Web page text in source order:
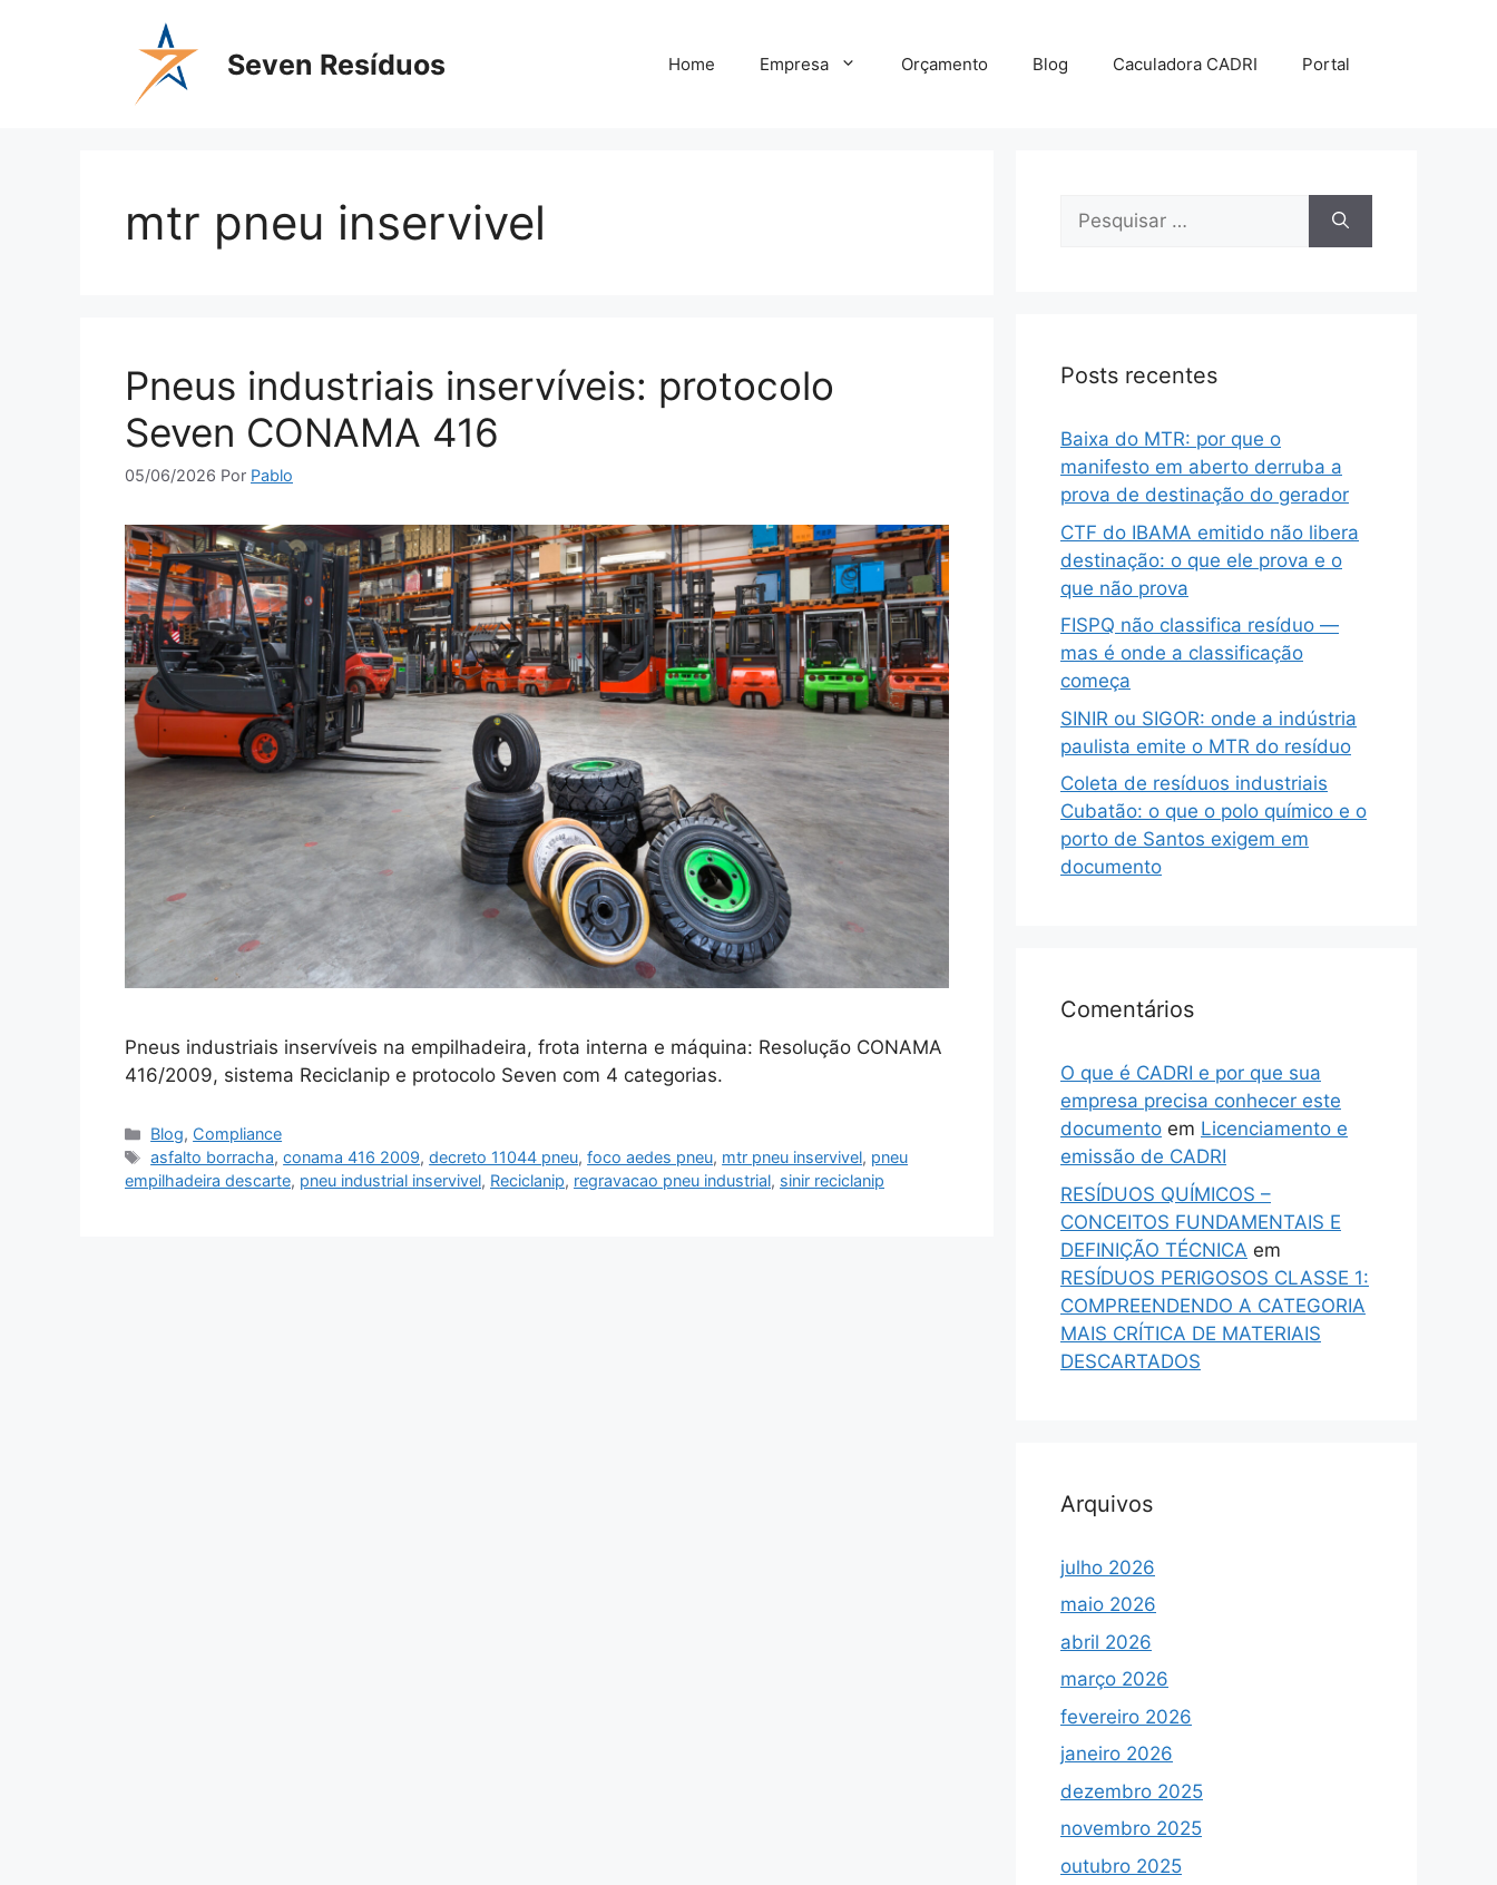
Seven Resíduos Home Empresa Orçamento Blog Caculadora CADRI Portal
mtr pneu inservivel
Pneus industriais inservíveis: protocolo
Seven CONAMA 416
05/06/2026 Por Pablo
Pneus industriais inservíveis na empilhadeira, frota interna e máquina: Resolução CONAMA
416/2009, sistema Reciclanip e protocolo Seven com 4 categorias.
Blog, Compliance
asfalto borracha,conama 416 2009,decreto 11044 pneu,foco aedes pneu, mtr pneu inservivel, pneu
empilhadeira descarte, pneu industrial inservivel, Reciclanip, regravacao pneu industrial, sinir reciclanip
Posts recentes
Baixa do MTR: por que o
manifesto em aberto derruba a
prova de destinação do gerador
CTF do IBAMA emitido não libera
destinação: o que ele prova e o
que não prova
FISPQ não classifica resíduo —
mas é onde a classificação
começa
SINIR ou SIGOR: onde a indústria
paulista emite o MTR do resíduo
Coleta de resíduos industriais
Cubatão: o que o polo químico e o
porto de Santos exigem em
documento
Comentários
O que é CADRI e por que sua
empresa precisa conhecer este
documento em Licenciamento e
emissão de CADRI
RESÍDUOS QUÍMICOS –
CONCEITOS FUNDAMENTAIS E
DEFINIÇÃO TÉCNICA em
RESÍDUOS PERIGOSOS CLASSE 1:
COMPREENDENDO A CATEGORIA
MAIS CRÍTICA DE MATERIAIS
DESCARTADOS
Arquivos
julho 2026
maio 2026
abril 2026
março 2026
fevereiro 2026
janeiro 2026
dezembro 2025
novembro 2025
outubro 2025